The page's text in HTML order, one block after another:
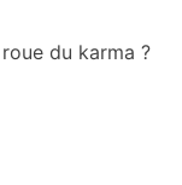
du karma ?